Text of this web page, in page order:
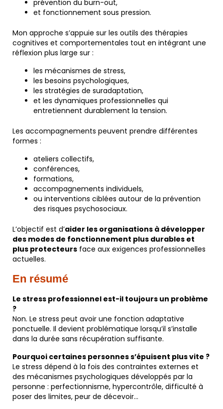
prévention du burn-out,
et fonctionnement sous pression.
Mon approche s’appuie sur les outils des thérapies
cognitives et comportementales tout en intégrant une
réflexion plus large sur :
les mécanismes de stress,
les besoins psychologiques,
les stratégies de suradaptation,
et les dynamiques professionnelles qui
entretiennent durablement la tension.
Les accompagnements peuvent prendre différentes
formes :
ateliers collectifs,
conférences,
formations,
accompagnements individuels,
ou interventions ciblées autour de la prévention
des risques psychosociaux.
L’objectif est d’aider les organisations à développer
des modes de fonctionnement plus durables et
plus protecteurs face aux exigences professionnelles
actuelles.
En résumé
Le stress professionnel est-il toujours un problème
?
Non. Le stress peut avoir une fonction adaptative
ponctuelle. Il devient problématique lorsqu’il s’installe
dans la durée sans récupération suffisante.
Pourquoi certaines personnes s’épuisent plus vite ?
Le stress dépend à la fois des contraintes externes et
des mécanismes psychologiques développés par la
personne : perfectionnisme, hypercontrôle, difficulté à
poser des limites, peur de décevoir…